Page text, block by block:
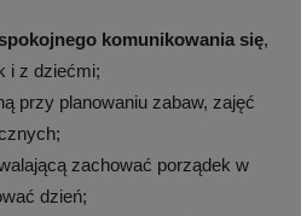
komunikowania się,
i z dziećmi;
przy planowaniu zabaw, zajęć
zachować porządek w
dzień;